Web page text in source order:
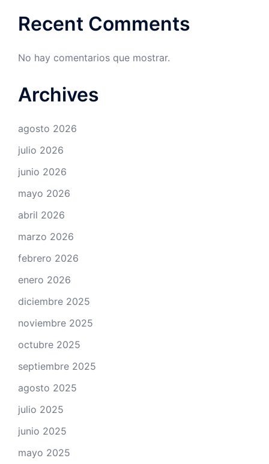
Recent Comments
No hay comentarios que mostrar.
Archives
agosto 2026
julio 2026
junio 2026
mayo 2026
abril 2026
marzo 2026
febrero 2026
enero 2026
diciembre 2025
noviembre 2025
octubre 2025
septiembre 2025
agosto 2025
julio 2025
junio 2025
mayo 2025